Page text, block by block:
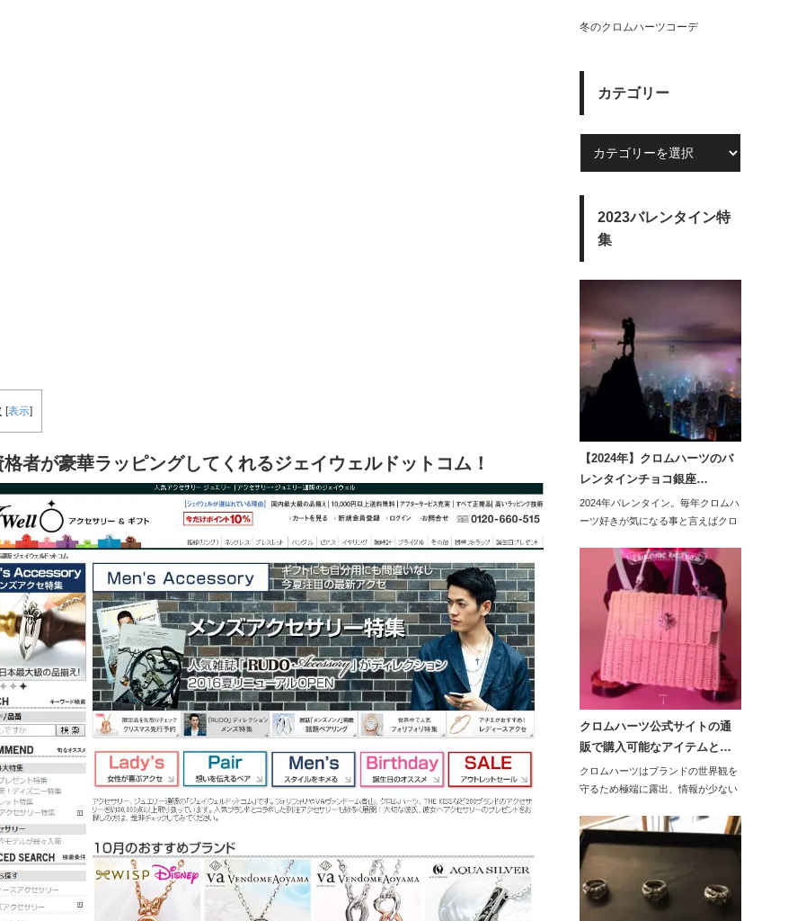
[表示]
格者が豪華ラッピングしてくれるジェイウェルドットコム！
冬のクロムハーツコーデ
カテゴリー
2023バレンタイン特
集
【2024年】クロムハーツのバ
レンタインチョコ銀座…
2024年バレンタイン。毎年クロムハ
ーツ好きが気になる事と言えばクロ
クロムハーツ公式サイトの通
販で購入可能なアイテムと…
クロムハーツはブランドの世界観を
守るため極端に露出、情報が少ない